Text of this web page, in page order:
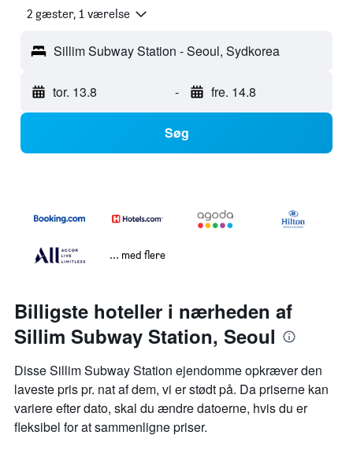
2 gæster, 1 værelse
Sillim Subway Station - Seoul, Sydkorea
tor. 13.8 - fre. 14.8
Søg
... med flere
Billigste hoteller i nærheden af
Sillim Subway Station, Seoul
Disse Sillim Subway Station ejendomme opkræver den
laveste pris pr. nat af dem, vi er stødt på. Da priserne kan
variere efter dato, skal du ændre datoerne, hvis du er
fleksibel for at sammenligne priser.